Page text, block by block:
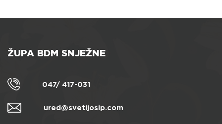
ŽUPA BDM SNJEŽNE
047/ 417-031
ured@svetijosip.com